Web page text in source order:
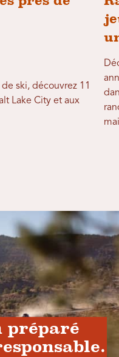
ski, découvrez 11
Lake City et aux
préparé